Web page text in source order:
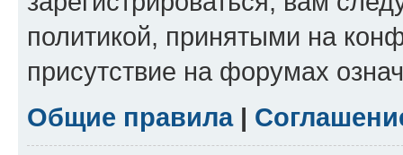
политикой, принятыми на
присутствие на форумах
Общие правила|